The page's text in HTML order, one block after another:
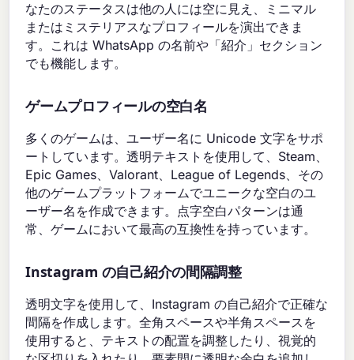
なたのステータスは他の人には空に見え、ミニマル
またはミステリアスなプロフィールを演出できま
す。これは WhatsApp の名前や「紹介」セクション
でも機能します。
ゲームプロフィールの空白名
多くのゲームは、ユーザー名に Unicode 文字をサポ
ートしています。透明テキストを使用して、Steam、
Epic Games、Valorant、League of Legends、その
他のゲームプラットフォームでユニークな空白のユ
ーザー名を作成できます。点字空白パターンは通
常、ゲームにおいて最高の互換性を持っています。
Instagram の自己紹介の間隔調整
透明文字を使用して、Instagram の自己紹介で正確な
間隔を作成します。全角スペースや半角スペースを
使用すると、テキストの配置を調整したり、視覚的